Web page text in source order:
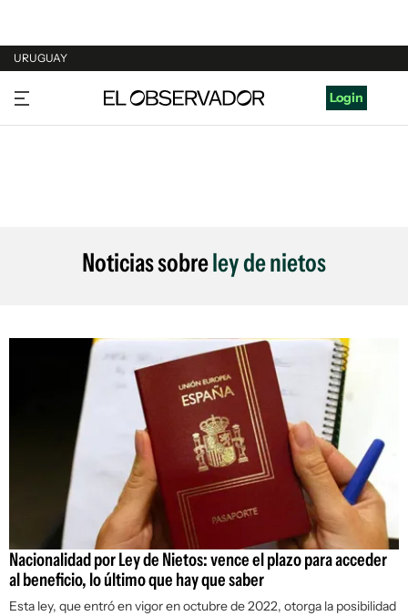
URUGUAY
URUGUAY
ARGENTINA
Login
Noticias sobreley de nietos
Nacionalidad por Ley de Nietos: vence el plazo para acceder
al beneficio, lo último que hay que saber
Esta ley, que entró en vigor en octubre de 2022, otorga la posibilidad